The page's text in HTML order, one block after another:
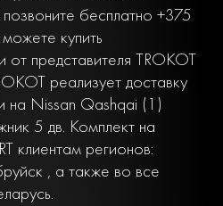
бесплатно +375
купить
представителя TROKOT
реализует доставку
на Nissan Qashqai (1)
5 дв. Комплект на
клиентам регионов:
, а также во все